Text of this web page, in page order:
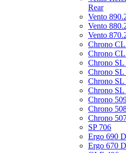
Rear
Vento
Vento
Vento
Chrono CL
Chrono CL
Chrono SL
Chrono SL
Chrono SL
Chrono SL
Chrono
Chrono
Chrono
SP 706
Ergo 690
Ergo 670